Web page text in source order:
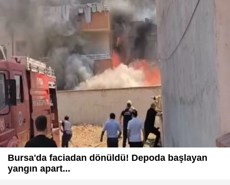
Bursa'da faciadan dönüldü! Depoda başlayan
yangın apart...